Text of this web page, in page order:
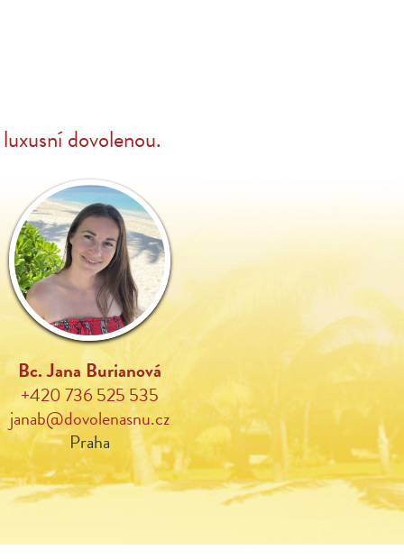
dovolenou.
Bc. Jana Burianová
+420 736 525 535
janab@dovolenasnu.cz
Praha